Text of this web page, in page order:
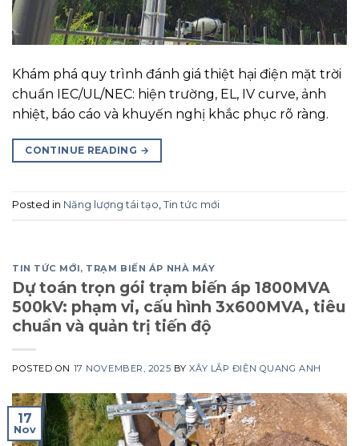
Khám phá quy trình đánh giá thiệt hại điện mặt trời
chuẩn IEC/UL/NEC: hiện trường, EL, IV curve, ảnh
nhiệt, báo cáo và khuyến nghị khắc phục rõ ràng.
CONTINUE READING →
Posted in Năng lượng tái tạo, Tin tức mới
TIN TỨC MỚI, TRẠM BIẾN ÁP NHÀ MÁY
Dự toán trọn gói trạm biến áp 1800MVA
500kV: phạm vi, cấu hình 3x600MVA, tiêu
chuẩn và quản trị tiến độ
POSTED ON 17 NOVEMBER, 2025 BYXÂY LẮP ĐIỆN QUANG ANH
17
Nov